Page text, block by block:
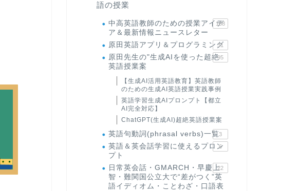
語の授業
中高英語教師のための授業アイデ
ア＆最新情報ニュースレター
168
原田英語アプリ＆プログラミング
31
原田先生の"生成AIを使った超絶
英語授業案
95
【生成AI活用英語教育】英語教師
のための生成AI英語授業実践事例
英語学習生成AIプロンプト【都立
AI完全対応】
ChatGPT(生成AI)超絶英語授業案
英語句動詞(phrasal verbs)一覧3
英語＆英会話学習に使えるプロン
プト
6
日常英会話・GMARCH・早慶上
智・難関国公立大で“差がつく”英
語イディオム・ことわざ・口語表
22